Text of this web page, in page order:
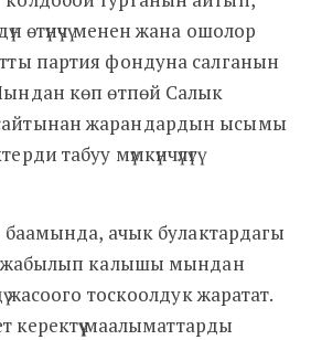
өтүнүчү менен жана ошолор
партия фондуна салганын
көп өтпөй Салык
жарандардын ысымы
табуу мүмкүнчүлүгү
ачык булактардагы
калышы мындан
жасоого тоскоолдук жаратат.
маалыматтарды